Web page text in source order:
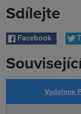
Sdílejte
Facebook
Vodafone